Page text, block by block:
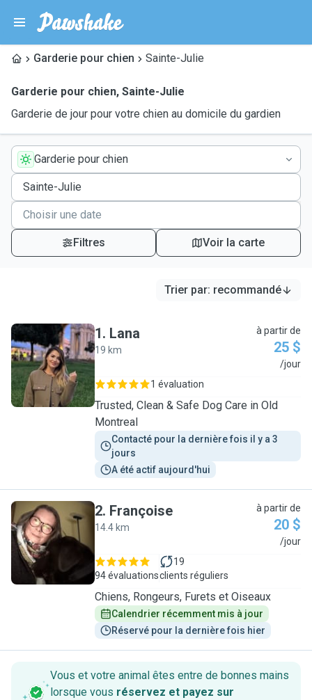
Garderie pour chien Sainte-Julie
Garderie pour chien, Sainte-Julie
Garderie de jour pour votre chien au domicile du gardien
Garderie pour chien
Filtres Voir la carte
Trier par: recommandé
L
1. Lana
19 km
à partir de
25 $
/jour
1 évaluation
Trusted, Clean & Safe Dog Care in Old
Montreal
Contacté pour la dernière fois il y a 3
jours
A été actif aujourd'hui
F
2. Françoise
14.4 km
à partir de
20 $
/jour
94 évaluations
19
clients réguliers
Chiens, Rongeurs, Furets et Oiseaux
Calendrier récemment mis à jour
Réservé pour la dernière fois hier
Vous et votre animal êtes entre de bonnes mains
lorsque vous réservez et payez sur